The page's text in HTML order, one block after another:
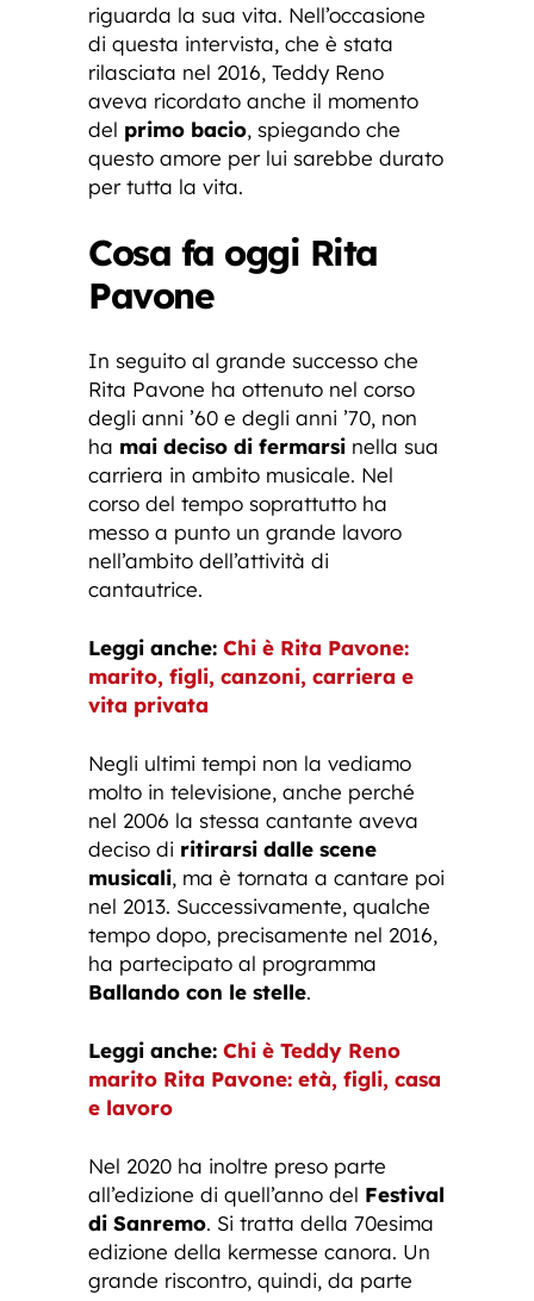
riguarda la sua vita. Nell’occasione
di questa intervista, che è stata
rilasciata nel 2016, Teddy Reno
aveva ricordato anche il momento
del primo bacio, spiegando che
questo amore per lui sarebbe durato
per tutta la vita.
Cosa fa oggi Rita
Pavone
In seguito al grande successo che
Rita Pavone ha ottenuto nel corso
degli anni ’60 e degli anni ’70, non
ha mai deciso di fermarsi nella sua
carriera in ambito musicale. Nel
corso del tempo soprattutto ha
messo a punto un grande lavoro
nell’ambito dell’attività di
cantautrice.
Leggi anche: Chi è Rita Pavone:
marito, figli, canzoni, carriera e
vita privata
Negli ultimi tempi non la vediamo
molto in televisione, anche perché
nel 2006 la stessa cantante aveva
deciso di ritirarsi dalle scene
musicali, ma è tornata a cantare poi
nel 2013. Successivamente, qualche
tempo dopo, precisamente nel 2016,
ha partecipato al programma
Ballando con le stelle.
Leggi anche: Chi è Teddy Reno
marito Rita Pavone: età, figli, casa
e lavoro
Nel 2020 ha inoltre preso parte
all’edizione di quell’anno del Festival
di Sanremo. Si tratta della 70esima
edizione della kermesse canora. Un
grande riscontro, quindi, da parte